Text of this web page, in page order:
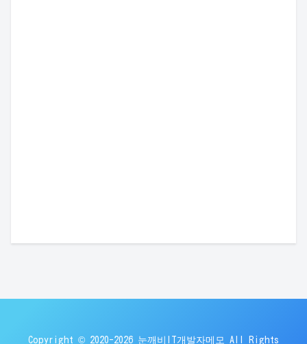
Copyright © 2020-2026 눈깨비IT개발자메모 All Rights